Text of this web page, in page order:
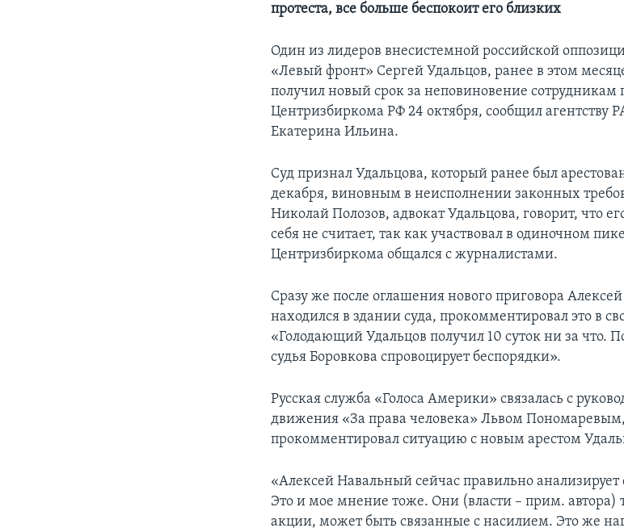
протеста, все больше беспокоит его близких
Один из лидеров внесистемной российской
«Левый фронт» Сергей Удальцов, ранее в этом
получил новый срок за неповиновение сотрудникам
Центризбиркома РФ 24 октября, сообщил агентству
Екатерина Ильина.
Суд признал Удальцова, который ранее был
декабря, виновным в неисполнении законных
Николай Полозов, адвокат Удальцова, говорит, что
себя не считает, так как участвовал в одиночном
Центризбиркома общался с журналистами.
Сразу же после оглашения нового приговора
находился в здании суда, прокомментировал это в
«Голодающий Удальцов получил 10 суток ни за что.
судья Боровкова спровоцирует беспорядки».
Русская служба «Голоса Америки» связалась с
движения «За права человека» Львом
прокомментировал ситуацию с новым арестом
«Алексей Навальный сейчас правильно анализирует
Это и мое мнение тоже. Они (власти – прим. автора)
акции, может быть связанные с насилием. Это же